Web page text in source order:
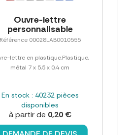
Ouvre-lettre
personnalisable
00028LAB0010555
lettre en plastique.Plastique,
métal 7 x 5,5 x 0,4 cm
En stock : 40232 pièces
disponibles
à partir de 0,20 €